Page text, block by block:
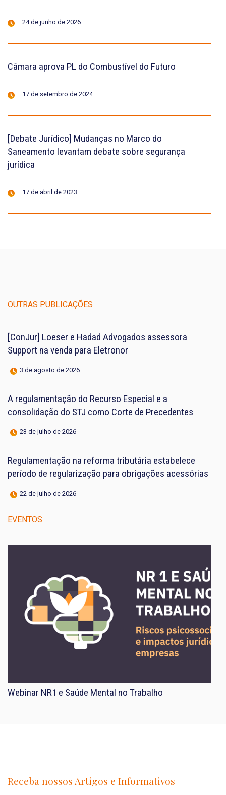
24 de junho de 2026
Câmara aprova PL do Combustível do Futuro
17 de setembro de 2024
[Debate Jurídico] Mudanças no Marco do
Saneamento levantam debate sobre segurança
jurídica
17 de abril de 2023
OUTRAS PUBLICAÇÕES
[ConJur] Loeser e Hadad Advogados assessora
Support na venda para Eletronor
3 de agosto de 2026
A regulamentação do Recurso Especial e a
consolidação do STJ como Corte de Precedentes
23 de julho de 2026
Regulamentação na reforma tributária estabelece
período de regularização para obrigações acessórias
22 de julho de 2026
EVENTOS
Webinar NR1 e Saúde Mental no Trabalho
Receba nossos Artigos e Informativos